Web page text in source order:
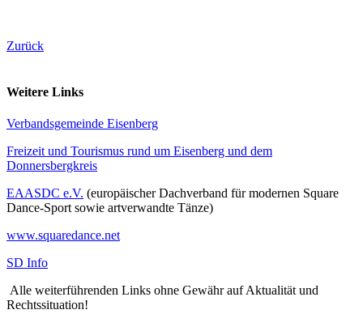
Zurück
Weitere Links
Verbandsgemeinde Eisenberg
Freizeit und Tourismus rund um Eisenberg und dem
Donnersbergkreis
EAASDC e.V. (europäischer Dachverband für modernen Square
Dance-Sport sowie artverwandte Tänze)
www.squaredance.net
SD Info
Alle weiterführenden Links ohne Gewähr auf Aktualität und
Rechtssituation!